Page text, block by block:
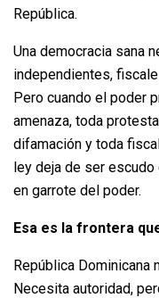
República.
Una democracia sana
independientes,
Pero cuando el poder
amenaza, toda
difamación y toda
ley deja de ser
en garrote del poder.
Esa es la frontera
República Dominicana
Necesita autoridad,